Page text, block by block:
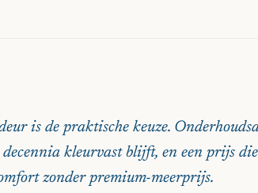
is de praktische keuze.
decennia kleurvast blijft, en een prijs
zonder premium-meerprijs.